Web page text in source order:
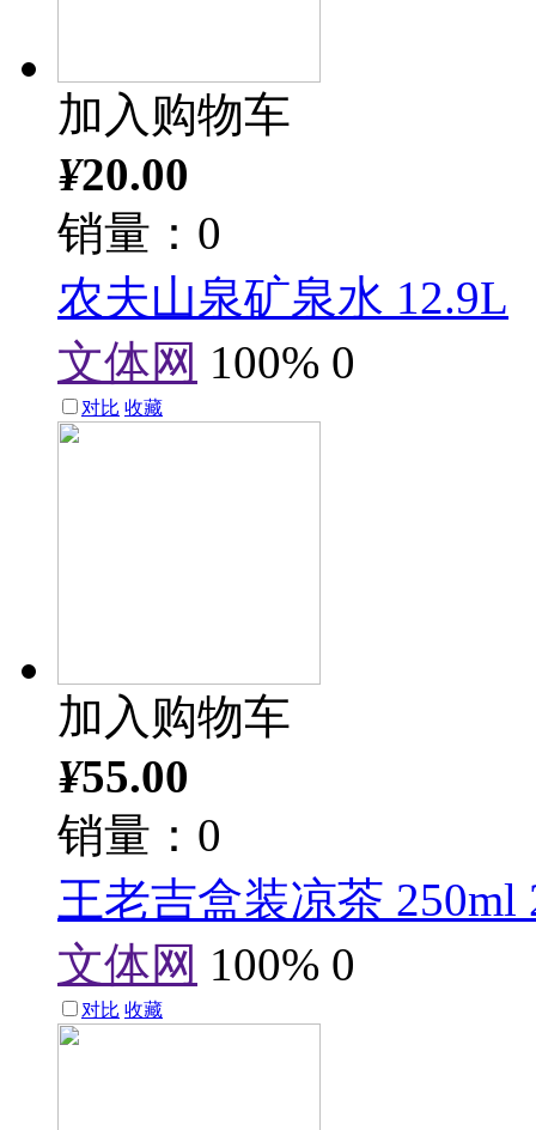
加入购物车
¥20.00
销量：0
农夫山泉矿泉水 12.9L
文体网 100% 0
对比 收藏
加入购物车
¥55.00
销量：0
王老吉盒装凉茶 250ml
文体网 100% 0
对比 收藏